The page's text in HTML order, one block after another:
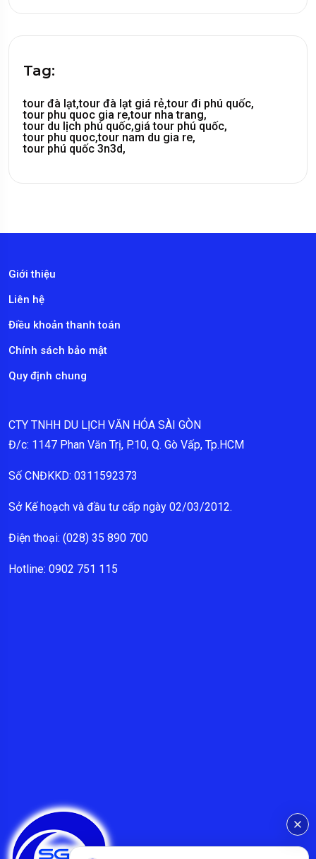
Tag:
tour đà lạt,tour đà lạt giá rẻ,tour đi phú quốc,
tour phu quoc gia re,tour nha trang,
tour du lịch phú quốc,giá tour phú quốc,
tour phu quoc,tour nam du gia re,
tour phú quốc 3n3d,
Giới thiệu
Liên hệ
Điều khoản thanh toán
Chính sách bảo mật
Quy định chung
CTY TNHH DU LỊCH VĂN HÓA SÀI GÒN
Đ/c: 1147 Phan Văn Trị, P.10, Q. Gò Vấp, Tp.HCM
Số CNĐKKD: 0311592373
Sở Kế hoạch và đầu tư cấp ngày 02/03/2012.
Điện thoại: (028) 35 890 700
Hotline: 0902 751 115